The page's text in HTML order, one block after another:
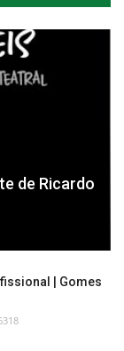
de Ricardo
| Gomes